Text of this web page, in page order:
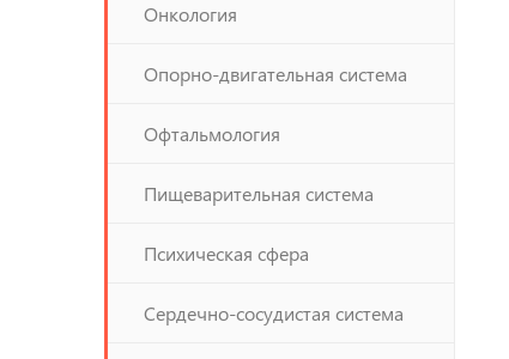
Онкология
Опорно-двигательная система
Офтальмология
Пищеварительная система
Психическая сфера
Сердечно-сосудистая система